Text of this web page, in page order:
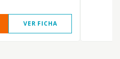
VER FICHA